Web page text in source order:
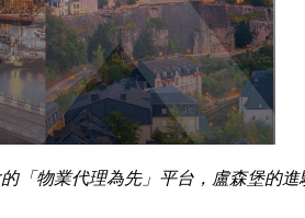
物業代理為先」平台，盧森堡的進